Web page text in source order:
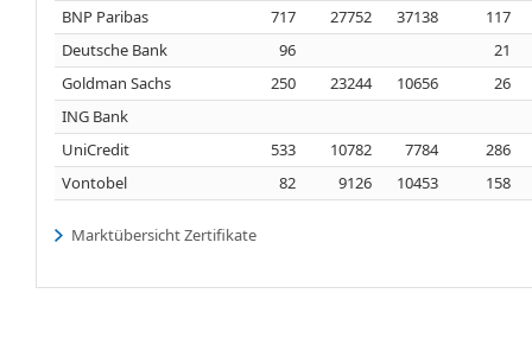
BNP Paribas
717 27752 37138
117
Deutsche Bank
96
21
Goldman Sachs
250 23244 10656
26
ING Bank
UniCredit
533 10782 7784
286
Vontobel
82 9126 10453 158
Marktübersicht Zertifikate